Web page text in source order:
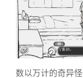
数以万计的奇异